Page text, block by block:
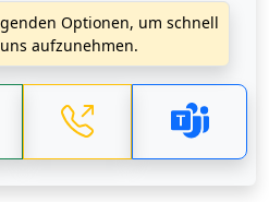
Optionen, um schnell
aufzunehmen.